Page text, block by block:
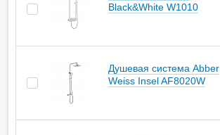
Black&White W1010
Душевая система Abber
Weiss Insel AF8020W